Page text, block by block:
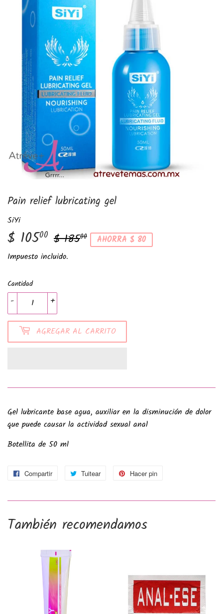
Pain relief lubricating gel
SiYi
$ 10500 $ 18500 Precio
$
Precio
$ AHORRA $ 80
Impuesto incluido.
Cantidad
+
-
AGREGAR AL CARRITO
Gel lubricante base agua, auxiliar en la disminución de dolor
que puede causar la actividad sexual anal
Botellita de 50 ml
Compartir
Compartir
Facebook
Tuitear
Tuitear
Twitter
Hacer pin
Pinterest
También recomendamos